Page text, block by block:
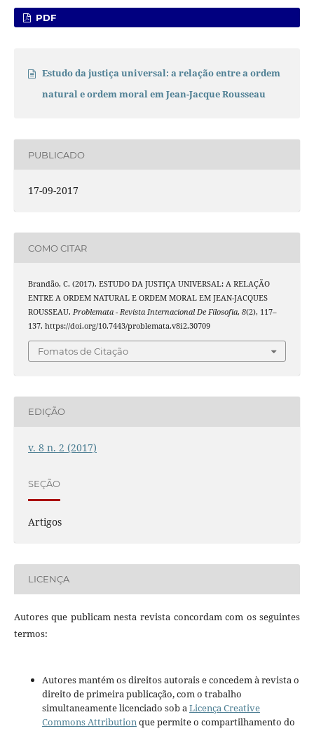
PDF
Estudo da justiça universal: a relação entre a ordem
natural e ordem moral em Jean-Jacque Rousseau
PUBLICADO
17-09-2017
COMO CITAR
Brandão, C. (2017). ESTUDO DA JUSTIÇA UNIVERSAL: A RELAÇÃO
ENTRE A ORDEM NATURAL E ORDEM MORAL EM JEAN-JACQUES
ROUSSEAU. Problemata - Revista Internacional De Filosofia, 8(2), 117–
137. https://doi.org/10.7443/problemata.v8i2.30709
Fomatos de Citação
EDIÇÃO
v. 8 n. 2 (2017)
SEÇÃO
Artigos
LICENÇA
Autores que publicam nesta revista concordam com os seguintes
termos:
Autores mantém os direitos autorais e concedem à revista o
direito de primeira publicação, com o trabalho
simultaneamente licenciado sob aLicença Creative
Commons Attributionque permite o compartilhamento do